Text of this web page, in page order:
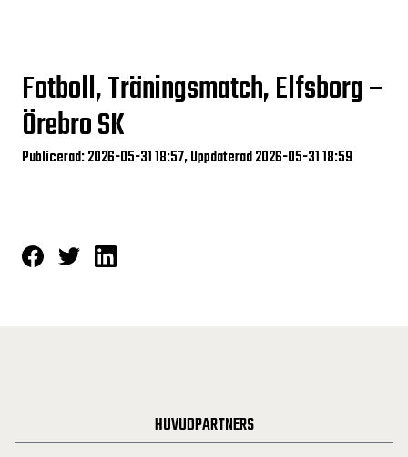
Fotboll, Träningsmatch, Elfsborg –
Örebro SK
Publicerad: 2026-05-31 18:57, Uppdaterad 2026-05-31 18:59
HUVUDPARTNERS